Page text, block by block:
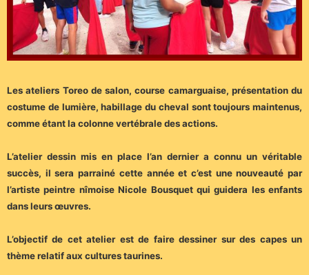
Les ateliers Toreo de salon, course camarguaise, présentation du
costume de lumière,habillage du cheval sont toujours maintenus,
comme étant la colonne vertébrale des actions.
L’atelier dessin mis en place l’an dernier a connu un véritable
succès, il sera parrainé cette année et c’est une nouveauté par
l’artiste peintre nîmoise Nicole Bousquet qui guidera les enfants
dans leurs œuvres.
L’objectif de cet atelier est de faire dessiner sur des capes un
thème relatif aux cultures taurines.